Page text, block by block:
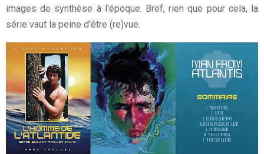
images de synthèse à l'époque. Bref, rien que pour cela, la
série vaut la peine d'être (re)vue.